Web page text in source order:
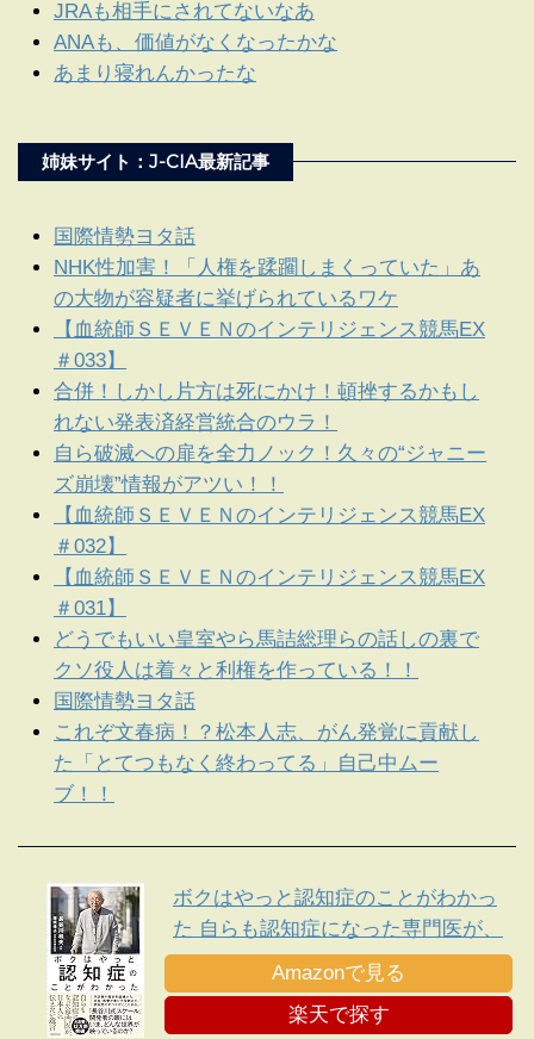
JRAも相手にされてないなあ
ANAも、価値がなくなったかな
あまり寝れんかったな
姉妹サイト：J-CIA最新記事
国際情勢ヨタ話
NHK性加害！「人権を蹂躙しまくっていた」あ
の大物が容疑者に挙げられているワケ
【血統師ＳＥＶＥＮのインテリジェンス競馬EX
＃033】
合併！しかし片方は死にかけ！頓挫するかもし
れない発表済経営統合のウラ！
自ら破滅への扉を全力ノック！久々の“ジャニー
ズ崩壊”情報がアツい！！
【血統師ＳＥＶＥＮのインテリジェンス競馬EX
＃032】
【血統師ＳＥＶＥＮのインテリジェンス競馬EX
＃031】
どうでもいい皇室やら馬詰総理らの話しの裏で
クソ役人は着々と利権を作っている！！
国際情勢ヨタ話
これぞ文春病！？松本人志、がん発覚に貢献し
た「とてつもなく終わってる」自己中ムー
ブ！！
ボクはやっと認知症のことがわかっ
た 自らも認知症になった専門医が、
日本人に伝えたい遺言
Amazonで見る
楽天で探す